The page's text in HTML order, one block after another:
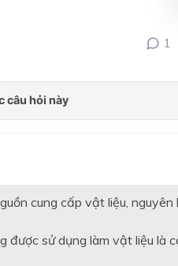
lượng cơ học
lượng với cuộc
kim loại và phi
1
cung cấp vật liệu, nguyên
được sử dụng làm vật liệu là